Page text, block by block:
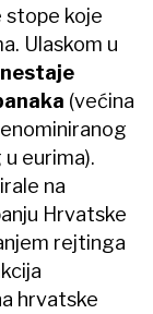
stope koje
Ulaskom u
nestaje
(većina
eurima).
na
Hrvatske
rejtinga
hrvatske